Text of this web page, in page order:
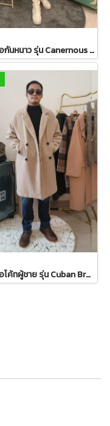
เช่าเสื้อกันหนาว รุ่น Canernous Black Single Breasted Coat 2109GCT1630FABK1
เช่าเสื้อโค้ทผู้ชาย รุ่น Cuban Brown Sand Double Breasted Coat 2107GCL1133FABR1